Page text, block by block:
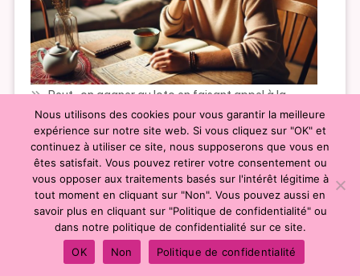
Peut-on gagner au loto en faisant appel à la
voyance ?
| Theme: News Portal byMystery Themes
|Mentions légales|Cookies|
Nous utilisons des cookies pour vous garantir la meilleure
expérience sur notre site web. Si vous cliquez sur "OK" et
continuez à utiliser ce site, nous supposerons que vous en
êtes satisfait. Vous pouvez retirer votre consentement ou
vous opposer aux traitements basés sur l'intérêt légitime à
tout moment en cliquant sur "Non". Vous pouvez aussi en
savoir plus en cliquant sur "Politique de confidentialité" ou
dans notre politique de confidentialité sur ce site.
OK
Non Politique de confidentialité